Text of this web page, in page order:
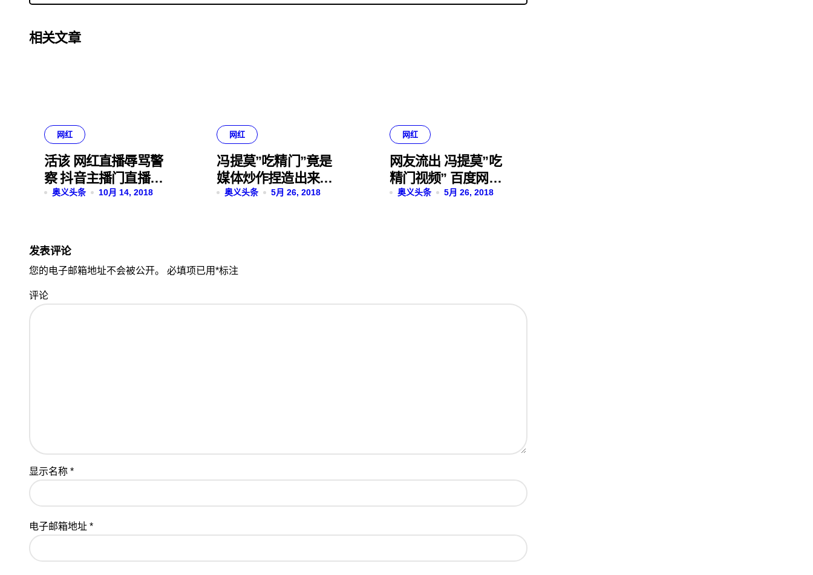
相关文章
网红
活该 网红直播辱骂警
察 抖音主播门直播失
误事件频频发生
奥义头条 10月 14, 2018
网红
冯提莫”吃精门”竟是
媒体炒作捏造出来的
事件
奥义头条 5月 26, 2018
网红
网友流出 冯提莫”吃
精门视频” 百度网盘
下载
奥义头条 5月 26, 2018
发表评论
您的电子邮箱地址不会被公开。 必填项已用*标注
评论
显示名称 *
电子邮箱地址 *